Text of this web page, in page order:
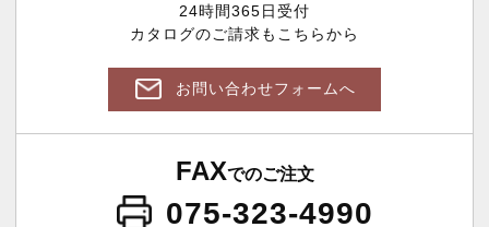
24時間365日受付
カタログのご請求もこちらから
お問い合わせフォームへ
FAXでのご注文
075-323-4990